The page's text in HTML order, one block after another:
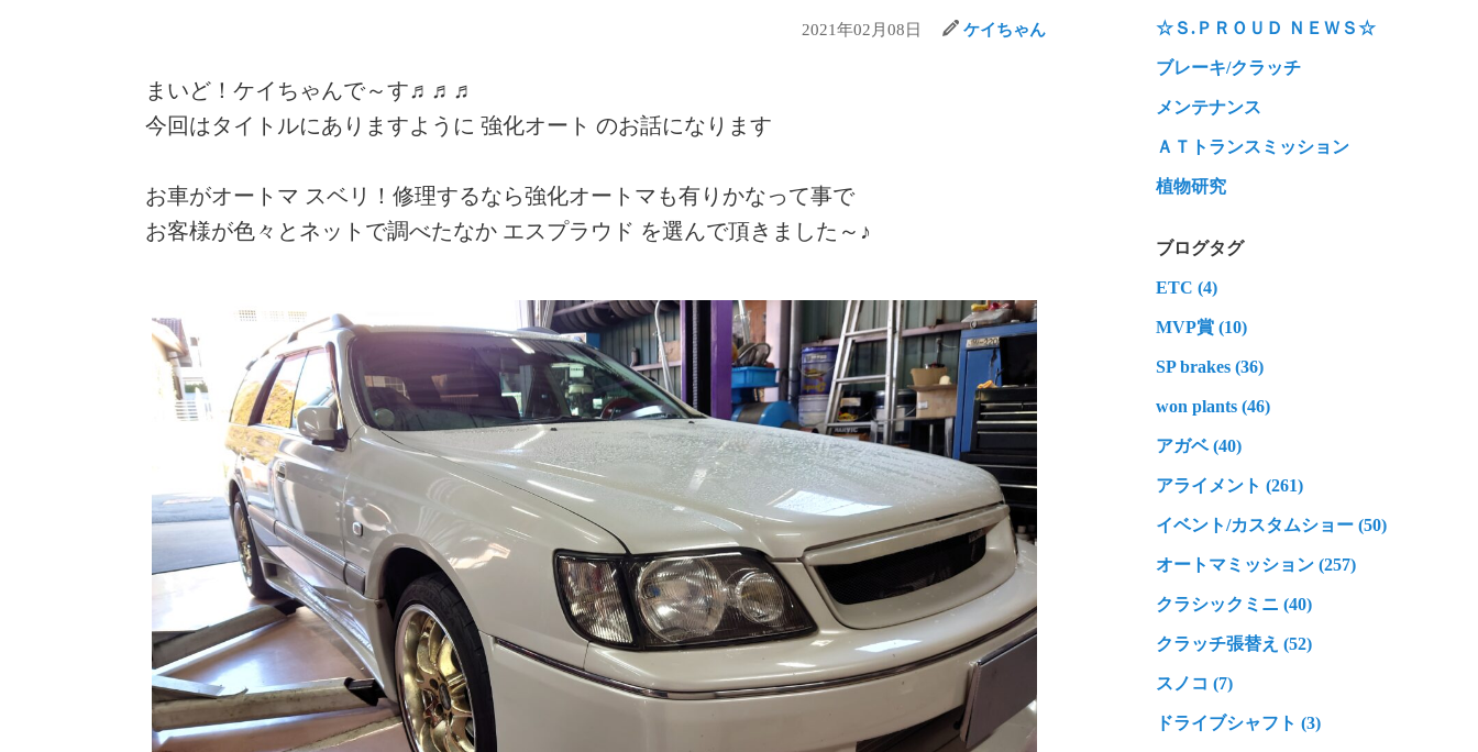
2021年02月08日 ケイちゃん
まいど！ケイちゃんで～す♬♬♬
今回はタイトルにありますように 強化オート のお話になります
お車がオートマ スベリ！修理するなら強化オートマも有りかなって事で
お客様が色々とネットで調べたなか エスプラウド を選んで頂きました～♪
☆Ｓ.ＰＲＯＵＤ ＮＥＷＳ☆
ブレーキ/クラッチ
メンテナンス
ＡＴトランスミッション
植物研究
ブログタグ
ETC (4)
MVP賞 (10)
SP brakes (36)
won plants (46)
アガベ (40)
アライメント (261)
イベント/カスタムショー (50)
オートマミッション (257)
クラシックミニ (40)
クラッチ張替え (52)
スノコ (7)
ドライブシャフト (3)